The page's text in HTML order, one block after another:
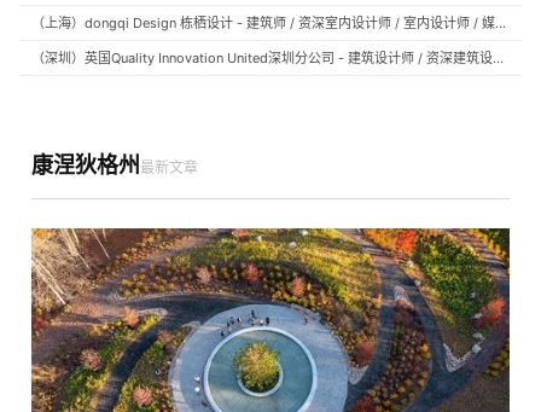
（上海）dongqi Design 栋栖设计 - 建筑师 / 资深室内设计师 / 室内设计师 / 媒体及公共关系主管 / 设计实习生（常年招聘）
（深圳）英国Quality Innovation United深圳分公司 - 建筑设计师 / 资深建筑设计师 / 室内设计师 / 设计实习生
康涅狄格州 最新文章